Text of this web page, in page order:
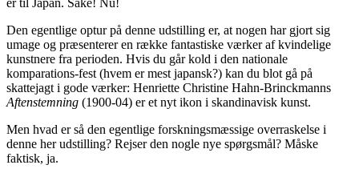
Den egentlige optur på denne udstilling er, at nogen har gjort sig
umage og præsenterer en række fantastiske værker af kvindelige
kunstnere fra perioden. Hvis du går kold i den nationale
komparations-fest (hvem er mest japansk?) kan du blot gå på
skattejagt i gode værker: Henriette Christine Hahn-Brinckmanns
Aftenstemning (1900-04) er et nyt ikon i skandinavisk kunst.
Men hvad er så den egentlige forskningsmæssige overraskelse i
denne her udstilling? Rejser den nogle nye spørgsmål? Måske
faktisk, ja.